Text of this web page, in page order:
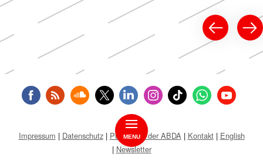
MENU
Impressum Datenschutz Public Key der ABDA Kontakt
English
Newsletter